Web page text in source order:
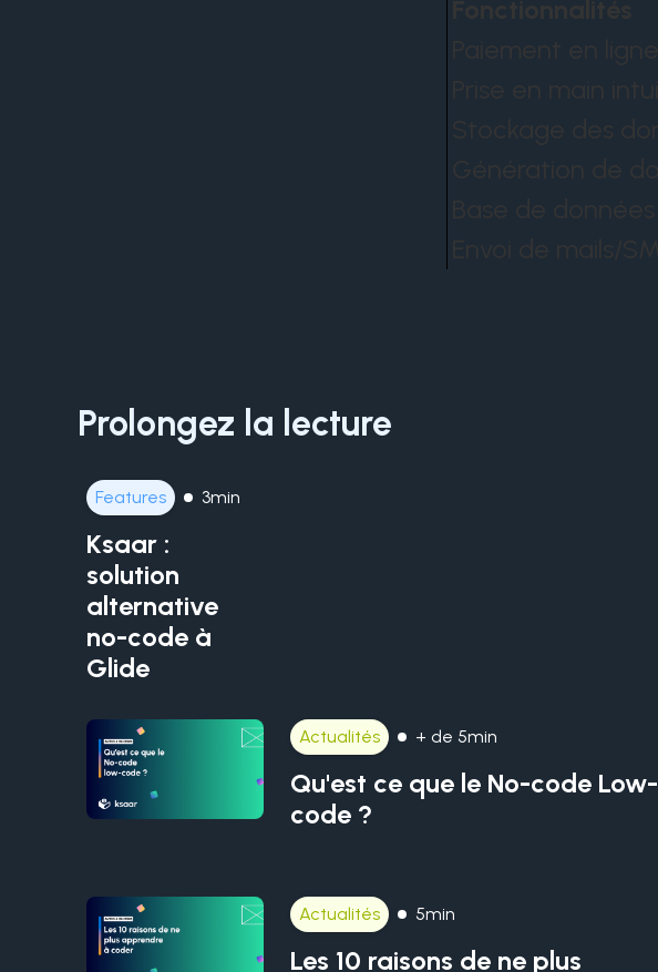
Prolongez la lecture
Features 3min
Ksaar :
solution
alternative
no-code à
Glide
Actualités + de 5min
Qu'est ce que le No-code Low-
code ?
Actualités 5min
Les 10 raisons de ne plus